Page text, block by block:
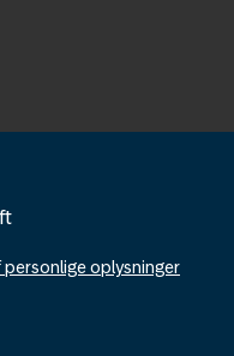
oplysninger